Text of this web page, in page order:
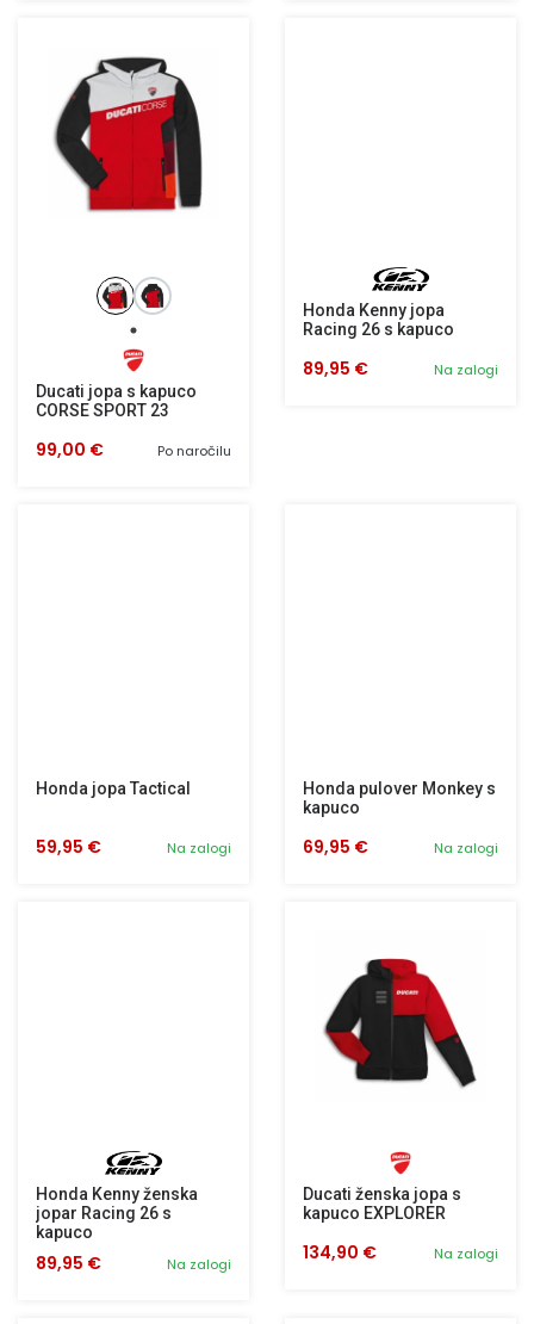
Ducati jopa s kapuco
CORSE SPORT 23
Po naročilu
99,00 €
Honda Kenny jopa
Racing 26 s kapuco
Na zalogi
89,95 €
Honda jopa Tactical
Na zalogi
59,95 €
Honda pulover Monkey s
kapuco
Na zalogi
69,95 €
Honda Kenny ženska
jopar Racing 26 s
kapuco
Na zalogi
89,95 €
Ducati ženska jopa s
kapuco EXPLORER
Na zalogi
134,90 €